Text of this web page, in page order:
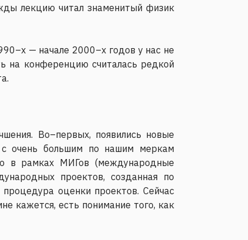
лекцию читал знаменитый физик
— начале 2000–х годов у нас не
на конференцию считалась редкой
Во–первых, появились новые
с очень большим по нашим меркам
в рамках МИГов (международные
проектов, созданная по
оценки проектов. Сейчас
кажется, есть понимание того, как